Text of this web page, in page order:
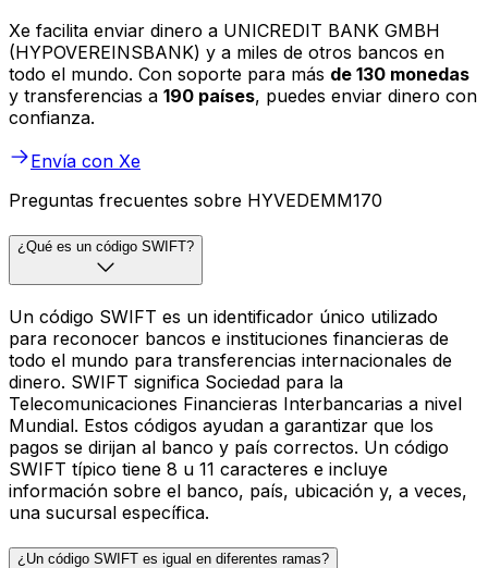
Xe facilita enviar dinero a UNICREDIT BANK GMBH
(HYPOVEREINSBANK) y a miles de otros bancos en
todo el mundo. Con soporte para más de 130 monedas
y transferencias a 190 países, puedes enviar dinero con
confianza.
Envía con Xe
Preguntas frecuentes sobre HYVEDEMM170
¿Qué es un código SWIFT?
Un código SWIFT es un identificador único utilizado
para reconocer bancos e instituciones financieras de
todo el mundo para transferencias internacionales de
dinero. SWIFT significa Sociedad para la
Telecomunicaciones Financieras Interbancarias a nivel
Mundial. Estos códigos ayudan a garantizar que los
pagos se dirijan al banco y país correctos. Un código
SWIFT típico tiene 8 u 11 caracteres e incluye
información sobre el banco, país, ubicación y, a veces,
una sucursal específica.
¿Un código SWIFT es igual en diferentes ramas?